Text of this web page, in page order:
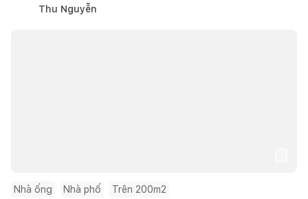
Thu Nguyễn
Nhà ống Nhà phố Trên 200m2